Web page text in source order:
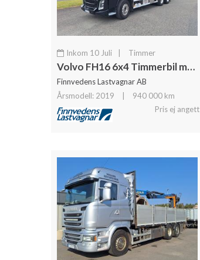
Inkom 10 Juli Timmer
Volvo FH16 6x4 Timmerbil med Kran
Finnvedens Lastvagnar AB
Årsmodell: 2019
940 000 km
Pris ej angett